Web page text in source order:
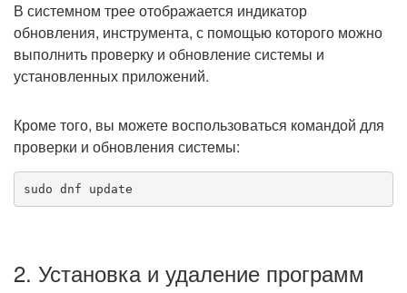
В системном трее отображается индикатор
обновления, инструмента, с помощью которого можно
выполнить проверку и обновление системы и
установленных приложений.
Кроме того, вы можете воспользоваться командой для
проверки и обновления системы:
2. Установка и удаление программ